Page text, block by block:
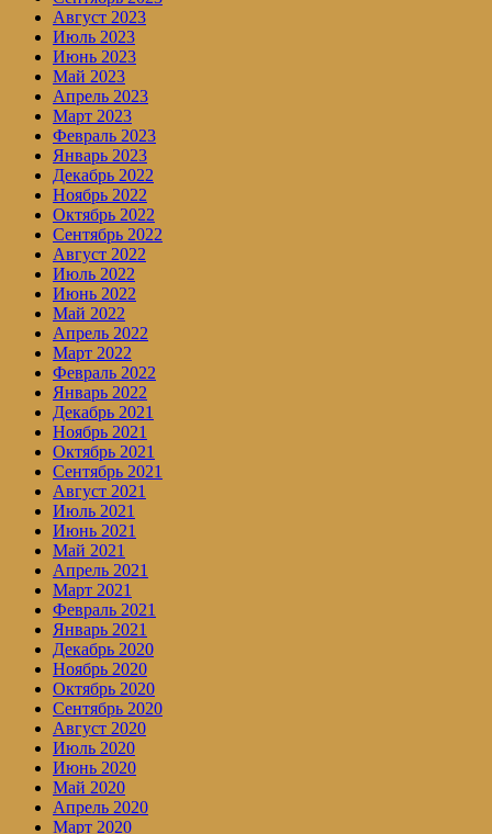
Август 2023
Июль 2023
Июнь 2023
Май 2023
Апрель 2023
Март 2023
Февраль 2023
Январь 2023
Декабрь 2022
Ноябрь 2022
Октябрь 2022
Сентябрь 2022
Август 2022
Июль 2022
Июнь 2022
Май 2022
Апрель 2022
Март 2022
Февраль 2022
Январь 2022
Декабрь 2021
Ноябрь 2021
Октябрь 2021
Сентябрь 2021
Август 2021
Июль 2021
Июнь 2021
Май 2021
Апрель 2021
Март 2021
Февраль 2021
Январь 2021
Декабрь 2020
Ноябрь 2020
Октябрь 2020
Сентябрь 2020
Август 2020
Июль 2020
Июнь 2020
Май 2020
Апрель 2020
Март 2020